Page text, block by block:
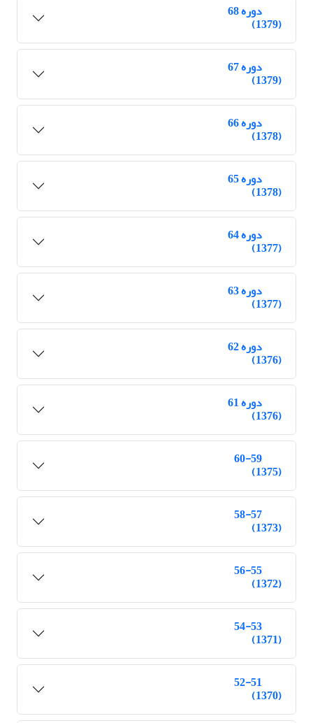
دوره 68
(1379)
دوره 67
(1379)
دوره 66
(1378)
دوره 65
(1378)
دوره 64
(1377)
دوره 63
(1377)
دوره 62
(1376)
دوره 61
(1376)
60-59
(1375)
58-57
(1373)
56-55
(1372)
54-53
(1371)
52-51
(1370)